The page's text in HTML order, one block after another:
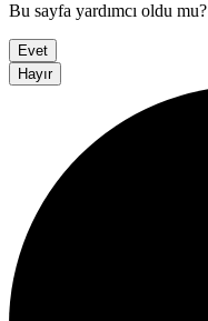
Bu sayfa yardımcı oldu mu?
Evet
Hayır